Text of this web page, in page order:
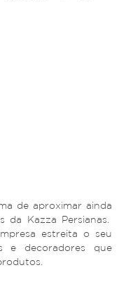
de aproximar ainda
da Kazza Persianas.
estreita o seu
e decoradores que